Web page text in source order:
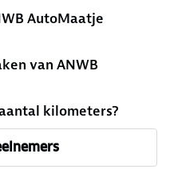
AutoMaatje
van ANWB
kilometers?